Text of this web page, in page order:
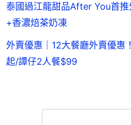
泰國過江龍甜品After You首
+香濃焙茶奶凍
外賣優惠｜12大餐廳外賣優惠
起/譚仔2人餐$99